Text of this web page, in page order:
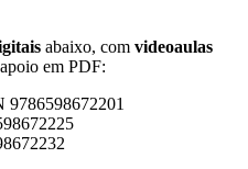
abaixo, com videoaulas
em PDF:
9786598672201